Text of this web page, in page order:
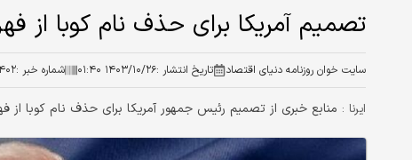
تصمیم آمریکا برای حذف نام کوبا
سایت خوان روزنامه دنیای اقتصاد تاریخ انتشار :۱۴۰۳/۱۰/۲۶ ۰۱:۴۰ شماره خبر :
ایرنا : منابع خبری از تصمیم رئیس جمهور آمریکا برای حذف نام کوبا